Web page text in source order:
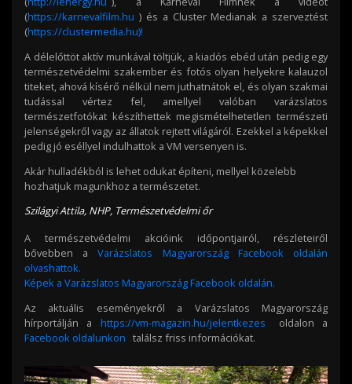
(https://karnevalfilm.hu ) és a Cluster Medianak a szerveztést
(https://clustermedia.hu)!
A délelőttöt aktív munkával töltjük, a kiadós ebéd után pedig egy
természetvédelmi szakember és fotós olyan helyekre kalauzol
titeket, ahová kísérő nélkül nem juthatnátok el, és olyan szakmai
tudással vértez fel, amellyel valóban varázslatos
természetfotókat készíthettek megismételhetetlen természeti
jelenségekről vagy az állatok rejtett világáról. Ezekkel a képekkel
pedig jó eséllyel indulhattok a VM versenyen is.
Akár hulladékból is lehet odukat építeni, mellyel közelebb
hozhatjuk magunkhoz a természetet.
Szilágyi Attila, NHP, Természetvédelmi őr
A természetvédelmi akcióink időpontjairól, részleteiről
bővebben aVarázslatos Magyarország Facebook oldalán
olvashattok.
Képek a Varázslatos Magyarország Facebook oldalán.
Az aktuális eseményekről a Varázslatos Magyarország
hírportálján a https://vm-magazin.hu/jelentkezes
oldalon a
Facebook oldalunkon találsz friss információkat.